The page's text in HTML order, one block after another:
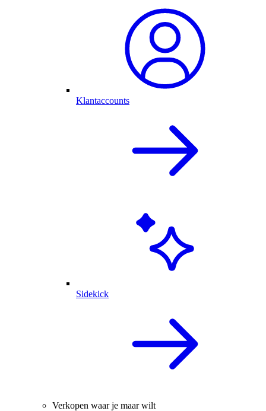
Klantaccounts
Sidekick
Verkopen waar je maar wilt